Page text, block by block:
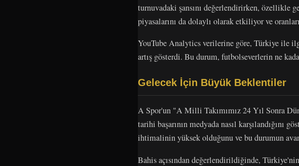
turnuvadaki şansını değerlendirirken, özellikle
piyasalarını da dolaylı olarak etkiliyor ve
YouTube Analytics verilerine göre, Türkiye ile
artış gösterdi. Bu durum, futbolseverlerin ne
Gelecek İçin Büyük Beklentiler
A Spor'un "A Milli Takımımız 24 Yıl Sonra
tarihi başarının medyada nasıl karşılandığını
ihtimalinin yüksek olduğunu ve bu durumun
Bahis açısından değerlendirildiğinde,